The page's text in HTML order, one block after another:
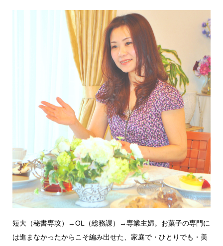
短大（秘書専攻）→OL（総務課）→専業主婦。お菓子の専門に
は進まなかったからこそ編み出せた、家庭で・ひとりでも・美